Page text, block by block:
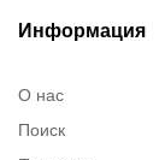
Информация
О нас
Поиск